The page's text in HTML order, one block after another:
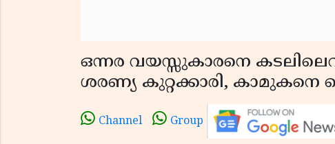
ഒന്നര വയസ്സുകാരനെ
ശരണ്യ കുറ്റക്കാരി, കാമുകനെ
Channel Group